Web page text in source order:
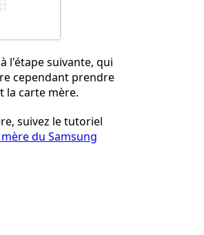
l'étape suivante, qui
cependant prendre
la carte mère.
suivez le tutoriel
du Samsung